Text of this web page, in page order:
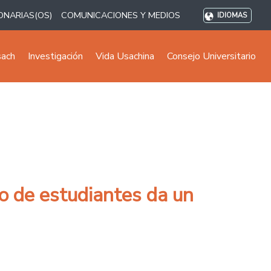
COMUNICACIONES Y MEDIOS IDIOMAS
Investigación Vida Usachina Consejo Universitario
de estudiantes da un